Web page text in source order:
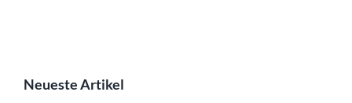
Neueste Artikel